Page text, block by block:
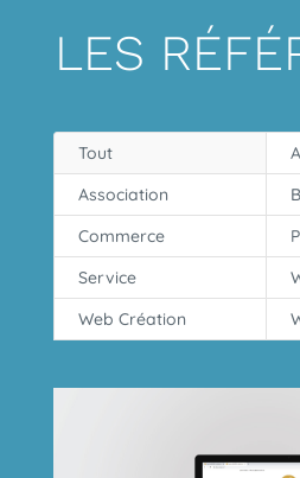
LES
Tout
Association
Commerce
Service
Web Création